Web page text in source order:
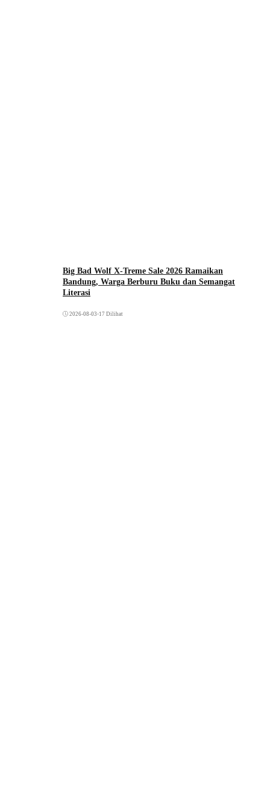
Big Bad Wolf X-Treme Sale 2026 Ramaikan
Bandung, Warga Berburu Buku dan Semangat
Literasi
2026-08-03 •17 Dilihat